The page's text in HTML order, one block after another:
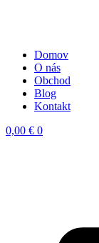
Domov
O nás
Obchod
Blog
Kontakt
0,00 € 0